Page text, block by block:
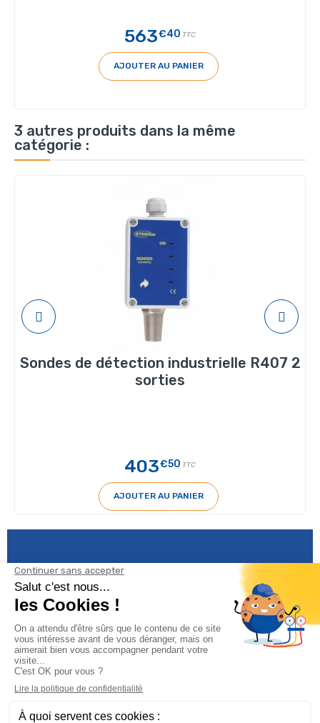
563€40 TTC
AJOUTER AU PANIER
3 autres produits dans la même
catégorie :
Sondes de détection industrielle R407 2
sorties
403€50 TTC
AJOUTER AU PANIER
Informations
Climservice